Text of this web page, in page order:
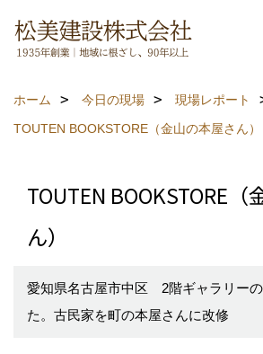
ホーム 今日の現場 現場レポート
TOUTEN BOOKSTORE（金山の本屋さん）
TOUTEN BOOKSTORE（
ん）
愛知県名古屋市中区 2階ギャラリー
た。古民家を町の本屋さんに改修